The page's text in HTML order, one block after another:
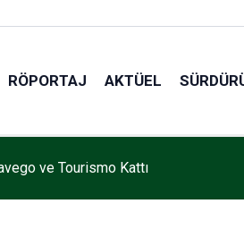
RÖPORTAJ AKTÜEL
ve Tourismo Kattı